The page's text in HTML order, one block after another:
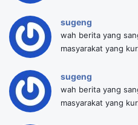
sugeng
wah berita yang
masyarakat yang
sugeng
wah berita yang
masyarakat yang